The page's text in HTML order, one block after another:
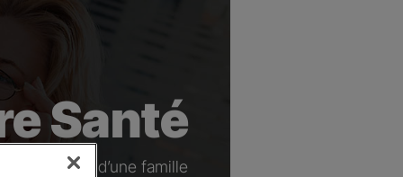
Santé
ou à la tête d’une famille